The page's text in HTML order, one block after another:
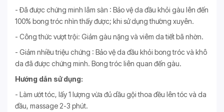
- Đã được chứng minh lâm sàn : Bảo vệ da đầu khỏi gàu lên đến
100% bong tróc nhìn thấy được; khi sử dụng thường xuyên.
- Công thức vượt trội: Giảm gàu nặng và viêm da tiết bã nhờn.
- Giảm nhiều triệu chứng : Bảo vệ da đầu khỏi bong tróc và khô
da đã được chứng minh. Bong tróc liên quan đến gàu.
Hướng dẫn sử dụng:
- Làm ướt tóc, lấy 1 lượng vừa đủ dầu gội thoa đều lên tóc và da
đầu, massage 2-3 phút.